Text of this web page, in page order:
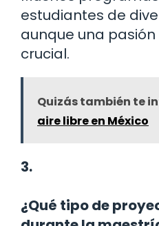
estudiantes de
aunque una
crucial.
Quizás también te
aire libre en México
3.
¿Qué tipo de